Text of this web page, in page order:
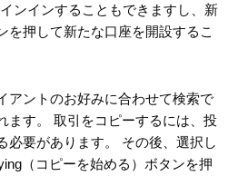
ンインすることもできますし、新
を押して新たな口座を開設するこ
アントのお好みに合わせて検索で
ます。 取引をコピーするには、投
必要があります。 その後、選択し
（コピーを始める）ボタンを押